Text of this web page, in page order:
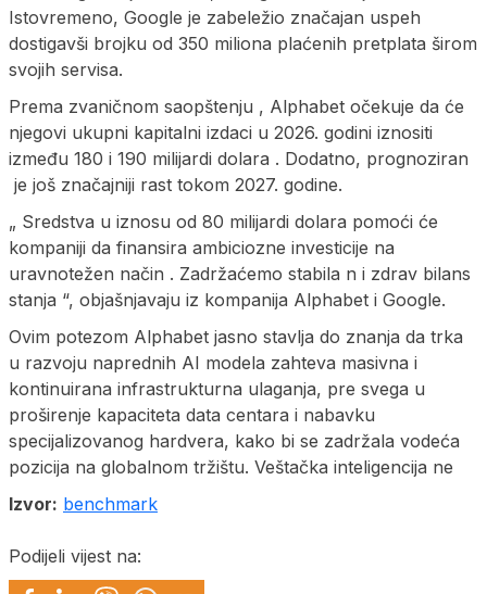
Istovremeno, Google je zabeležio značajan uspeh
dostigavši brojku od 350 miliona plaćenih pretplata širom
svojih servisa.
Prema zvaničnom saopštenju , Alphabet očekuje da će
njegovi ukupni kapitalni izdaci u 2026. godini iznositi
između 180 i 190 milijardi dolara . Dodatno, prognoziran
je još značajniji rast tokom 2027. godine.
„ Sredstva u iznosu od 80 milijardi dolara pomoći će
kompaniji da finansira ambiciozne investicije na
uravnotežen način . Zadržaćemo stabila n i zdrav bilans
stanja “, objašnjavaju iz kompanija Alphabet i Google.
Ovim potezom Alphabet jasno stavlja do znanja da trka
u razvoju naprednih AI modela zahteva masivna i
kontinuirana infrastrukturna ulaganja, pre svega u
proširenje kapaciteta data centara i nabavku
specijalizovanog hardvera, kako bi se zadržala vodeća
pozicija na globalnom tržištu. Veštačka inteligencija ne
Izvor: benchmark
Podijeli vijest na: